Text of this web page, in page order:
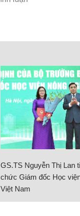
GS.TS Nguyễn Thị Lan
chức Giám đốc Học
Việt Nam